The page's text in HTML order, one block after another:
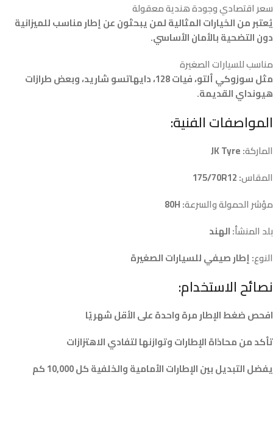
سعر اقتصادي وجودة هندية معقولة
يُعتبر من الخيارات المثالية لمن يبحثون عن إطار مناسب للميزانية
دون التضحية بالأمان الأساسي.
مناسب للسيارات الصغيرة
مثل سوزوكي ألتو، فيات 128، دايهاتسو شاريد، وبعض طرازات
هيونداي القديمة.
المواصفات الفنية:
الماركة: JK Tyre
المقاس: 175/70R12
مؤشر الحمولة والسرعة: 80H
بلد المنشأ: الهند
النوع: إطار صيفي للسيارات الصغيرة
نصائح الاستخدام:
افحص ضغط الإطار مرة واحدة على الأقل شهريًا
تأكد من محاذاة الإطارات وتوازنها لتفادي الاهتزازات
يفضل التبديل بين الإطارات الأمامية والخلفية كل 10,000 كم